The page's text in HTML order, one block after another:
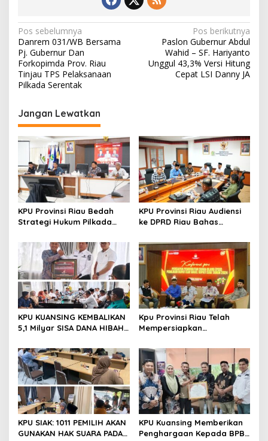
N
a
v
i
a
s
p
o
s
Pos sebelumnya
Danrem 031/WB Bersama
Pj. Gubernur Dan
Forkopimda Prov. Riau
Tinjau TPS Pelaksanaan
Pilkada Serentak
Pos berikutnya
Paslon Gubernur Abdul
Wahid – SF. Hariyanto
Unggul 43,3% Versi Hitung
Cepat LSI Danny JA
Jangan Lewatkan
KPU Provinsi Riau Bedah
Strategi Hukum Pilkada
VII, Kaji Ulang Sengketa
Pilkada Rokan Hilir 2024
KPU Provinsi Riau Audiensi
ke DPRD Riau Bahas
dan Alokasi Kursi
KPU KUANSING KEMBALIKAN
5,1 Milyar SISA DANA HIBAH
Kpu Provinsi Riau Telah
Mempersiapkan
Pemilihan (PSU) Pemilihan
Bupati Dan Wakil Bupati
Siak Tahun 2024
KPU SIAK: 1011 PEMILIH AKAN
GUNAKAN HAK SUARA PADA
KPU Kuansing Memberikan
Penghargaan Kepada BPBD